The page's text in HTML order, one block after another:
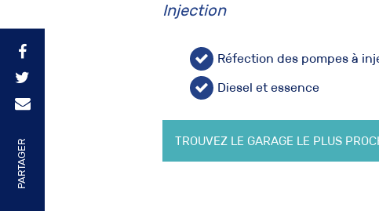
PARTAGER
Injection
Réfection des pompes à
Diesel et essence
TROUVEZ LE GARAGE LE PLUS